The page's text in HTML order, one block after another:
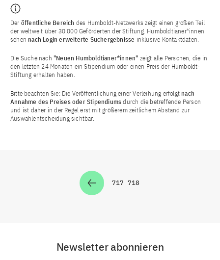
Der öffentliche Bereich des Humboldt-Netzwerks zeigt einen großen Teil
der weltweit über 30.000 Geförderten der Stiftung. Humboldtianer*innen
sehen nach Login erweiterte Suchergebnisse inklusive Kontaktdaten.
Die Suche nach "Neuen Humboldtianer*innen" zeigt alle Personen, die in
den letzten 24 Monaten ein Stipendium oder einen Preis der Humboldt-
Stiftung erhalten haben.
Bitte beachten Sie: Die Veröffentlichung einer Verleihung erfolgt nach
Annahme des Preises oder Stipendiumsdurch die betreffende Person
und ist daher in der Regel erst mit größerem zeitlichem Abstand zur
Auswahlentscheidung sichtbar.
Zur Seite
717 Zur Seite
718
Newsletter abonnieren